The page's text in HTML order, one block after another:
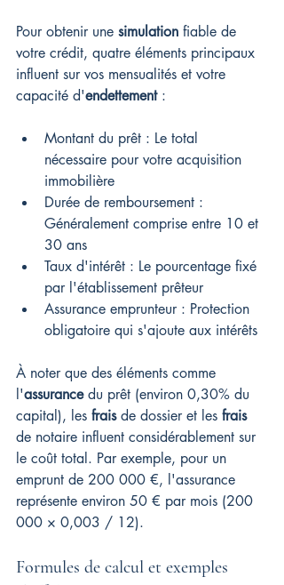
Pour obtenir une simulation fiable de
votre crédit, quatre éléments principaux
influent sur vos mensualités et votre
capacité d'endettement :
Montant du prêt : Le total
nécessaire pour votre acquisition
immobilière
Durée de remboursement :
Généralement comprise entre 10 et
30 ans
Taux d'intérêt : Le pourcentage fixé
par l'établissement prêteur
Assurance emprunteur : Protection
obligatoire qui s'ajoute aux intérêts
À noter que des éléments comme
l'assurance du prêt (environ 0,30% du
capital), les frais de dossier et les frais
de notaire influent considérablement sur
le coût total. Par exemple, pour un
emprunt de 200 000 €, l'assurance
représente environ 50 € par mois (200
000 × 0,003 / 12).
Formules de calcul et exemples